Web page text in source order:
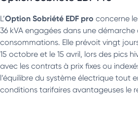
L’Option Sobriété EDF pro concerne
36 kVA engagées dans une démarche
consommations. Elle prévoit vingt
15 octobre et le 15 avril, lors des pics
avec les contrats à prix fixes ou
l’équilibre du système électrique tout
conditions tarifaires avantageuses le